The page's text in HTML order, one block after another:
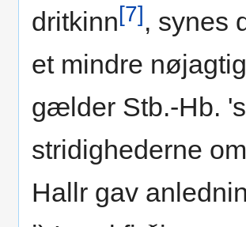
dritkinn[7], synes
et mindre
gælder Stb.-Hb.
stridighederne
Hallr gav